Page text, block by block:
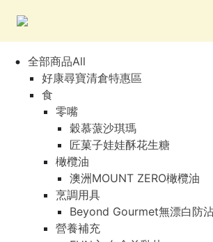
全部商品All
好康尋寶清倉特惠區
食
零嘴
穀慕蒎沙琪瑪
匠菓子娃娃酥花生糖
橄欖油
澳洲MOUNT ZERO橄欖油
烹調用具
Beyond Gourmet無漂白防
營養補充